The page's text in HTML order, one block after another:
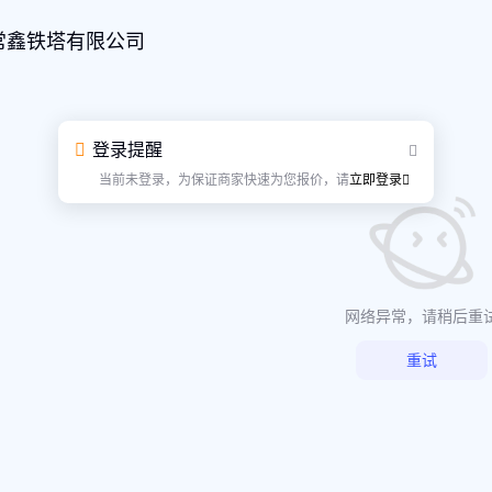
鑫铁塔有限公司
登录提醒
当前未登录，为保证商家快速为您报价，请立即登录
网络异常，请稍后重
重试